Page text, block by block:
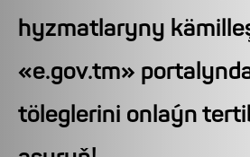
hyzmatlaryny
«e.gov.tm»
töleglerini onlaýn